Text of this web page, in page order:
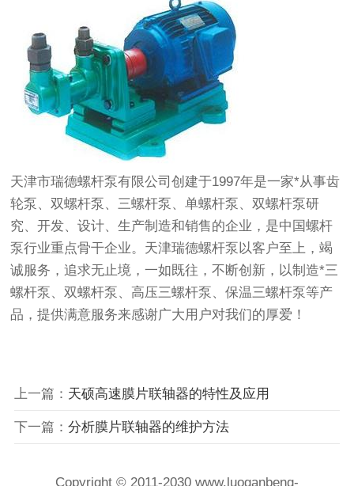
天津市瑞德螺杆泵有限公司创建于1997年是一家*从事齿
轮泵、双螺杆泵、三螺杆泵、单螺杆泵、双螺杆泵研
究、开发、设计、生产制造和销售的企业，是中国螺杆
泵行业重点骨干企业。天津瑞德螺杆泵以客户至上，竭
诚服务，追求无止境，一如既往，不断创新，以制造*三
螺杆泵、双螺杆泵、高压三螺杆泵、保温三螺杆泵等产
品，提供满意服务来感谢广大用户对我们的厚爱！
上一篇： 天硕高速膜片联轴器的特性及应用
下一篇： 分析膜片联轴器的维护方法
Copyright © 2011-2030 www.luoganbeng-